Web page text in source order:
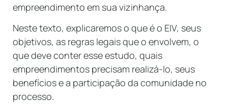
empreendimento em sua vizinhança.
Neste texto, explicaremos o que é o EIV, seus
objetivos, as regras legais que o envolvem, o
que deve conter esse estudo, quais
empreendimentos precisam realizá-lo, seus
benefícios e a participação da comunidade no
processo.